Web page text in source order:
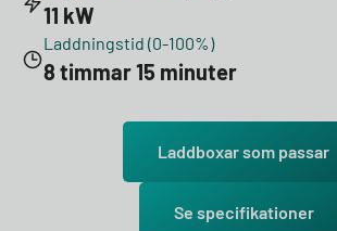
11 kW
Laddningstid (0-100%)
8 timmar 15 minuter
Laddboxar som passar
Se specifikationer